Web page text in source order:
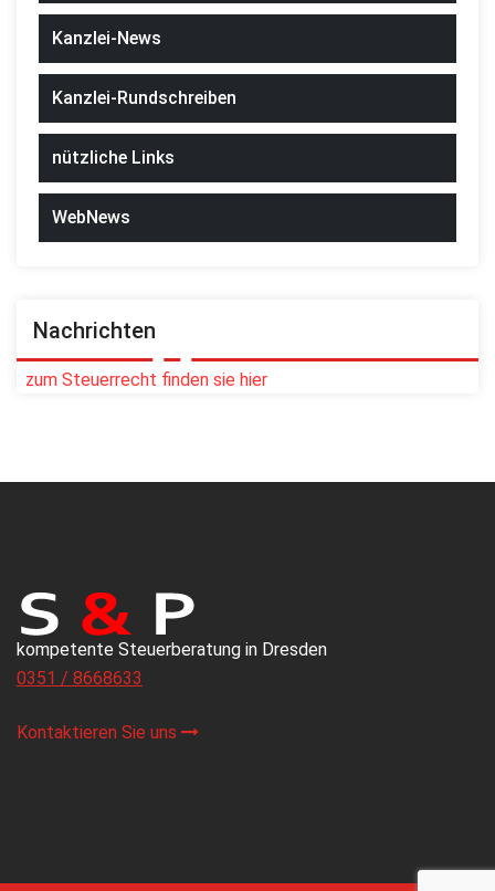
Kanzlei-News
Kanzlei-Rundschreiben
nützliche Links
WebNews
Nachrichten
zum Steuerrecht finden sie hier
kompetente Steuerberatung in Dresden
0351 / 8668633
Kontaktieren Sie uns